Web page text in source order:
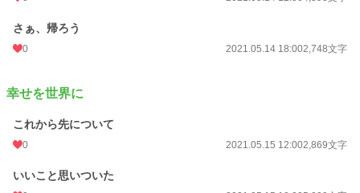
さぁ、帰ろう
0 2021.05.14 18:002,748文字
幸せを世界に
これから先について
0 2021.05.15 12:002,869文字
いいこと思いついた